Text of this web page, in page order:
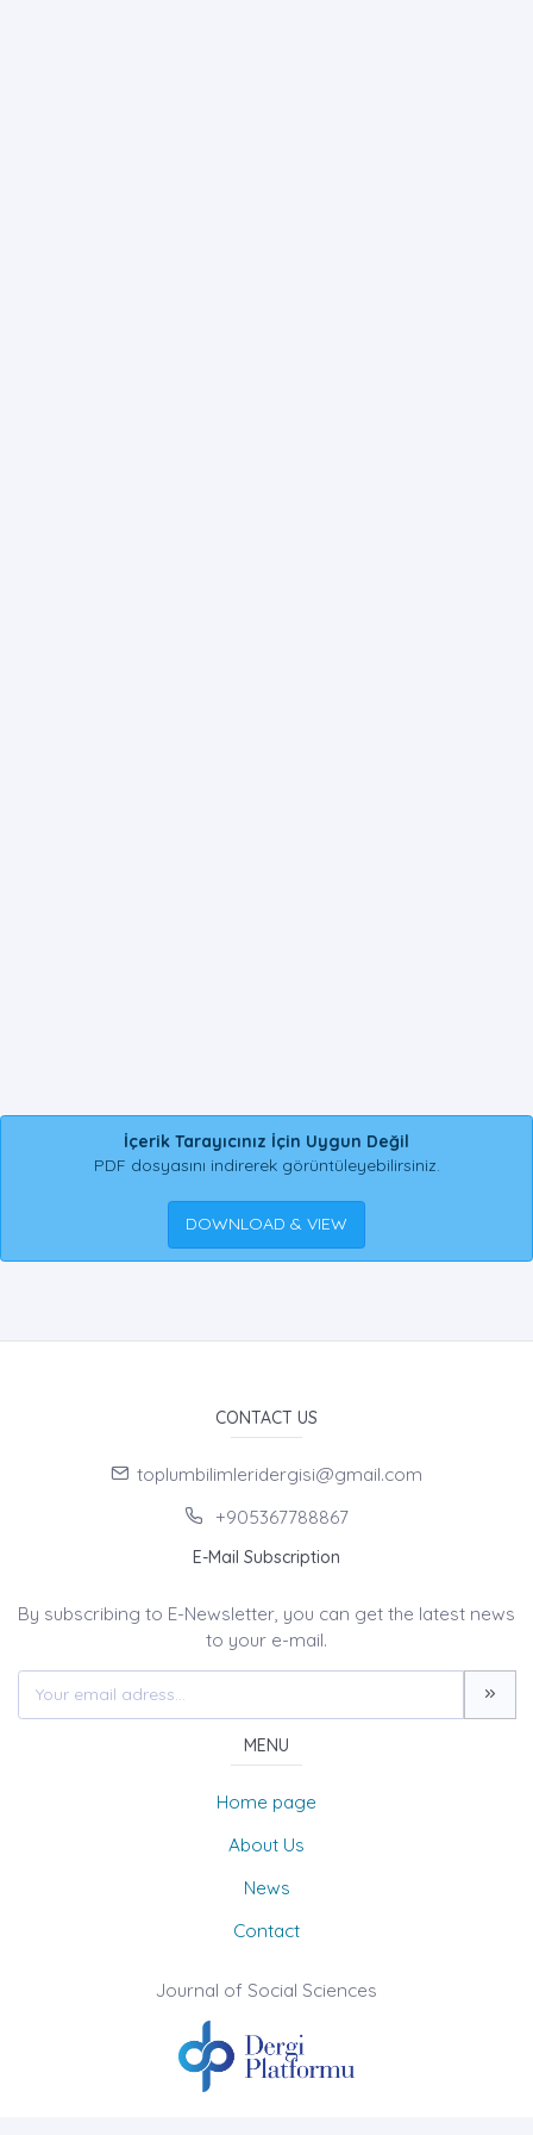
İçerik Tarayıcınız İçin Uygun Değil
PDF dosyasını indirerek görüntüleyebilirsiniz.
DOWNLOAD & VIEW
CONTACT US
toplumbilimleridergisi@gmail.com
+905367788867
E-Mail Subscription
By subscribing to E-Newsletter, you can get the latest news
to your e-mail.
MENU
Home page
About Us
News
Contact
Journal of Social Sciences